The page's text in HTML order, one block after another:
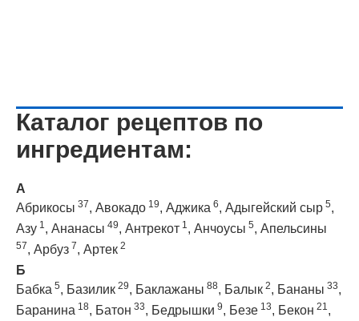
Каталог рецептов по
ингредиентам:
А
Абрикосы 37, Авокадо 19, Аджика 6, Адыгейский сыр 5,
Азу 1, Ананасы 49, Антрекот 1, Анчоусы 5, Апельсины
57, Арбуз 7, Артек 2
Б
Бабка 5, Базилик 29, Баклажаны 88, Балык 2, Бананы 33,
Баранина 18, Батон 33, Бедрышки 9, Безе 13, Бекон 21,